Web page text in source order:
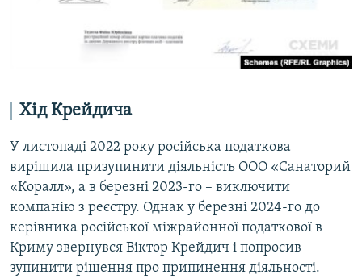
Хід Крейдича
У листопаді 2022 року російська податкова
вирішила призупинити діяльність ООО «Санаторий
«Коралл», а в березні 2023-го – виключити
компанію з реєстру. Однак у березні 2024-го до
керівника російської міжрайонної податкової в
Криму звернувся Віктор Крейдич і попросив
зупинити рішення про припинення діяльності.